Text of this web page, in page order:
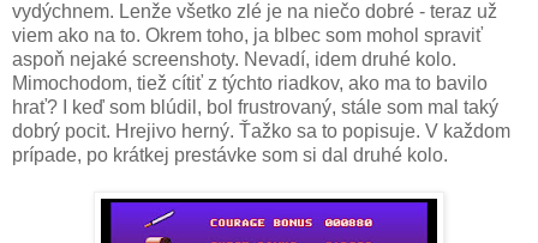
vydýchnem. Lenže všetko zlé je na niečo dobré - teraz už
viem ako na to. Okrem toho, ja blbec som mohol spraviť
aspoň nejaké screenshoty. Nevadí, idem druhé kolo.
Mimochodom, tiež cítiť z týchto riadkov, ako ma to bavilo
hrať? I keď som blúdil, bol frustrovaný, stále som mal taký
dobrý pocit. Hrejivo herný. Ťažko sa to popisuje. V každom
prípade, po krátkej prestávke som si dal druhé kolo.